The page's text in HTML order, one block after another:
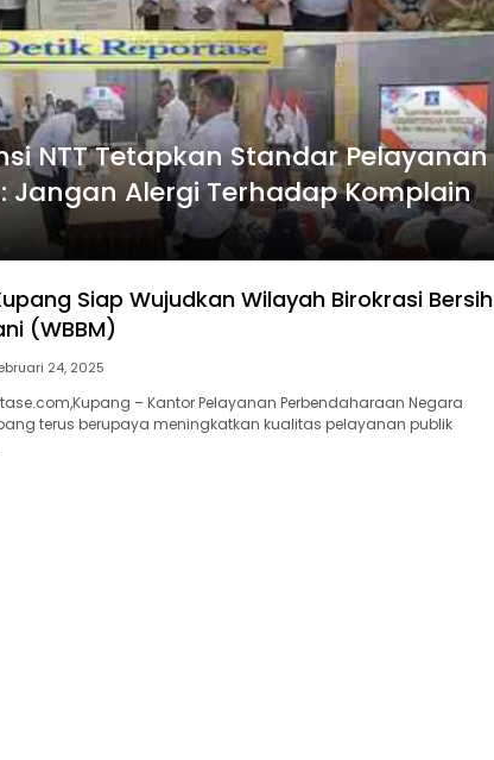
NTT Tetapkan Standar Pelayanan
Jangan Alergi Terhadap Komplain
Siap Wujudkan Wilayah Birokrasi Bersih
(WBBM)
24, 2025
– Kantor Pelayanan Perbendaharaan Negara
terus berupaya meningkatkan kualitas pelayanan publik